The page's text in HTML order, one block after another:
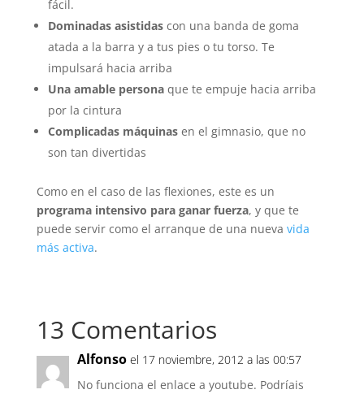
fácil.
Dominadas asistidascon una banda de goma
atada a la barra y a tus pies o tu torso. Te
impulsará hacia arriba
Una amable personaque te empuje hacia arriba
por la cintura
Complicadas máquinasen el gimnasio, que no
son tan divertidas
Como en el caso de las flexiones, este es un
programa intensivo para ganar fuerza, y que te
puede servir como el arranque de una nueva vida
más activa.
13 Comentarios
Alfonso el 17 noviembre, 2012 a las 00:57
No funciona el enlace a youtube. Podríais